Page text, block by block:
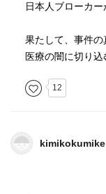
日本人ブローカー
果たして、事件の
医療の闇に切り込
12